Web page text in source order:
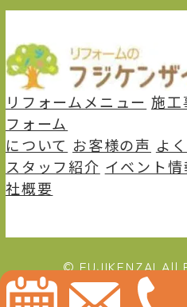
リフォームメニュー 施⼯
フォーム
について お客様の声 よ
スタッフ紹介 イベント情
社概要
© FUJIKENZAI